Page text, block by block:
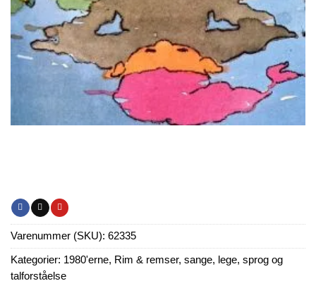
Varenummer (SKU): 62335
Kategorier: 1980'erne, Rim & remser, sange, lege, sprog og
talforståelse